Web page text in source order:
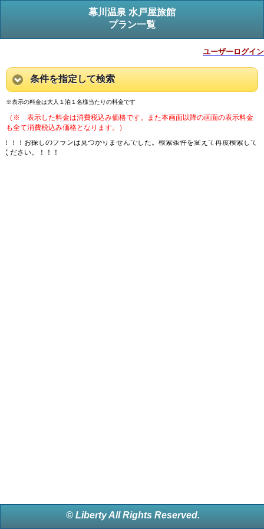
幕川温泉 水戸屋旅館
プラン一覧
ユーザーログイン
条件を指定して検索
※表示の料金は大人１泊１名様当たりの料金です
（※ 表示した料金は消費税込み価格です。また本画面以降の画面の表示料金
も全て消費税込み価格となります。）
！！！お探しのプランは見つかりませんでした。検索条件を変えて再度検索して
ください。！！！
© Liberty All Rights Reserved.